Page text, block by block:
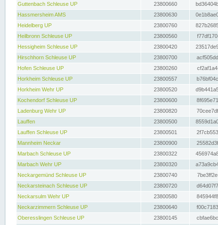
Guttenbach Schleuse UP
23800660
Hassmersheim AMS
23800630
Heidelberg UP
23800760
Heilbronn Schleuse UP
23800560
Hessigheim Schleuse UP
23800420
Hirschhorn Schleuse UP
23800700
Hofen Schleuse UP
23800260
Horkheim Schleuse UP
23800557
Horkheim Wehr UP
23800520
Kochendorf Schleuse UP
23800600
Ladenburg Wehr UP
23800820
Lauffen
23800500
Lauffen Schleuse UP
23800501
Mannheim Neckar
23800900
Marbach Schleuse UP
23800322
Marbach Wehr UP
23800320
Neckargemünd Schleuse UP
23800740
Neckarsteinach Schleuse UP
23800720
Neckarsulm Wehr UP
23800580
Neckarzimmern Schleuse UP
23800640
Oberesslingen Schleuse UP
23800145